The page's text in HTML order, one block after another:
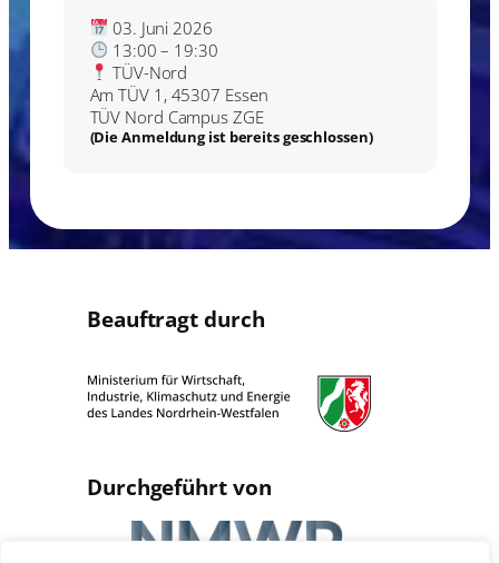
03. Juni 2026
13:00 – 19:30
TÜV-Nord
Am TÜV 1, 45307 Essen
TÜV Nord Campus ZGE
(Die Anmeldung ist bereits geschlossen)
Beauftragt durch
Durchgeführt von